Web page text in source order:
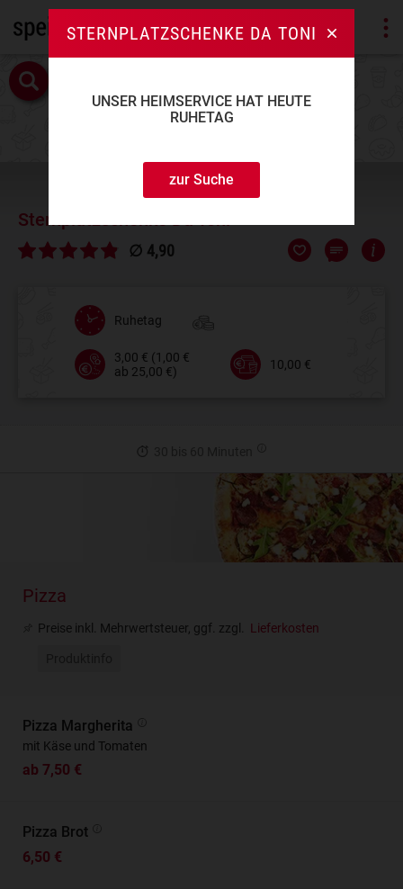
Sternplatzschenke Da Toni
∅ 4,90
Ruhetag
3,00 € (1,00 €
ab 25,00 €)
10,00 €
Pizza
Preise inkl. Mehrwertsteuer, ggf. zzgl. Lieferkosten
Pizza Margherita
mit Käse und Tomaten
ab 7,50 €
Pizza Brot
6,50 €
STERNPLATZSCHENKE DA TONI
UNSER HEIMSERVICE HAT HEUTE
RUHETAG
zur Suche